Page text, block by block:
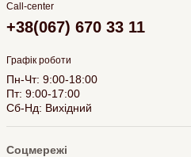
Call-center
+38(067) 670 33 11
Графік роботи
Пн-Чт: 9:00-18:00
Пт: 9:00-17:00
Сб-Нд: Вихідний
Соцмережі